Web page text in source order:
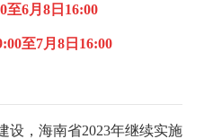
至6月8日16:00
至7月8日16:00
设，海南省2023年继续实施